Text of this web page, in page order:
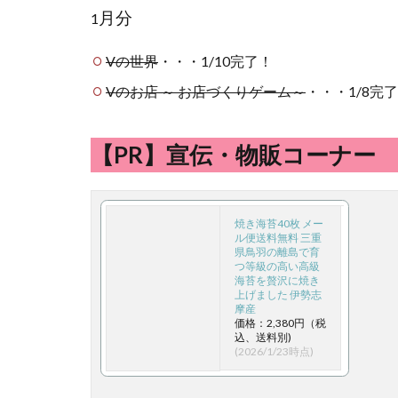
1 月分
Vの世界 ・・・1/10完了！
Vのお店 ～ お店づくりゲーム～ ・・・1/8完
【PR】宣伝・物販コーナー
焼き海苔40枚 メー
ル便送料無料 三重
県鳥羽の離島で育
つ等級の高い高級
海苔を贅沢に焼き
上げました 伊勢志
摩産
価格：2,380円（税
込、送料別)
(2026/1/23時点)